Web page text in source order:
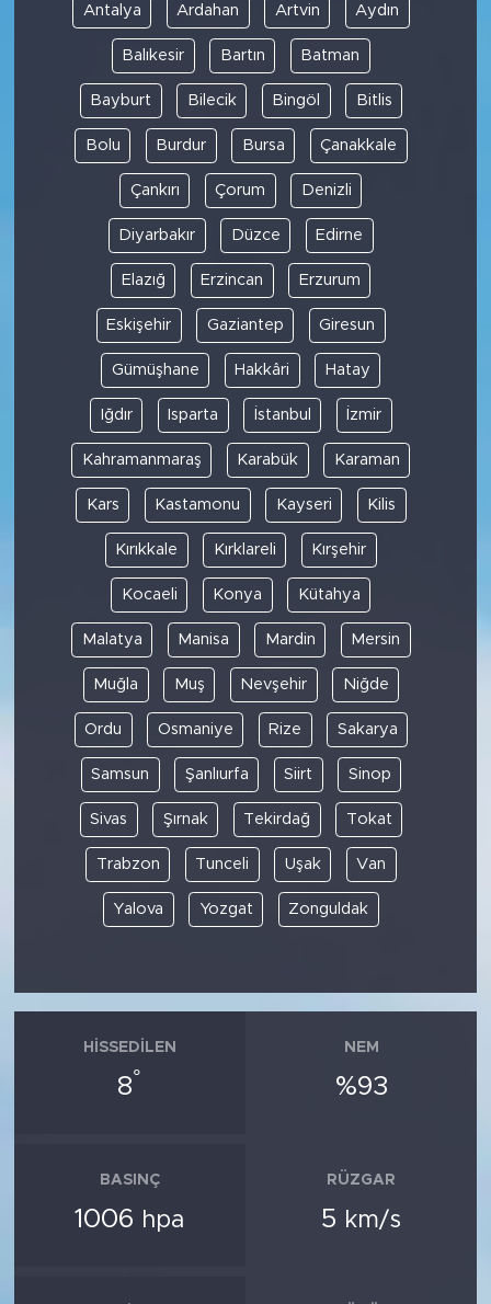
Antalya Ardahan Artvin Aydın
Balıkesir Bartın Batman
Bayburt Bilecik Bingöl Bitlis
Bolu Burdur Bursa Çanakkale
Çankırı Çorum Denizli
Diyarbakır Düzce Edirne
Elazığ Erzincan Erzurum
Eskişehir Gaziantep Giresun
Gümüşhane Hakkâri Hatay
Iğdır Isparta İstanbul İzmir
Kahramanmaraş Karabük Karaman
Kars Kastamonu Kayseri Kilis
Kırıkkale Kırklareli Kırşehir
Kocaeli Konya Kütahya
Malatya Manisa Mardin Mersin
Muğla Muş Nevşehir Niğde
Ordu Osmaniye Rize Sakarya
Samsun Şanlıurfa Siirt Sinop
Sivas Şırnak Tekirdağ Tokat
Trabzon Tunceli Uşak Van
Yalova Yozgat Zonguldak
HISSEDILEN
8°
NEM
%93
BASINÇ
1006 hpa
RÜZGAR
5 km/s